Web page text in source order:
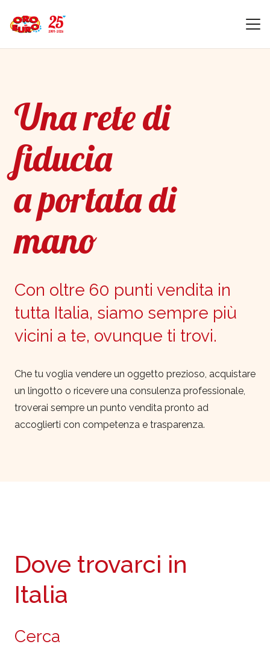
Una rete di
fiducia
a portata di
mano
Con oltre 60 punti vendita in
tutta Italia, siamo sempre più
vicini a te, ovunque ti trovi.
Che tu voglia vendere un oggetto prezioso, acquistare
un lingotto o ricevere una consulenza professionale,
troverai sempre un punto vendita pronto ad
accoglierti con competenza e trasparenza.
Cerca
Dove trovarci in
Italia